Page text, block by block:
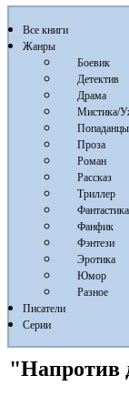
Все книги
Жанры
Боевик
Детектив
Драма
Мистика/
Попаданцы
Проза
Роман
Рассказ
Триллер
Фантастика
Фанфик
Фэнтези
Эротика
Юмор
Разное
Писатели
Серии
"Напротив